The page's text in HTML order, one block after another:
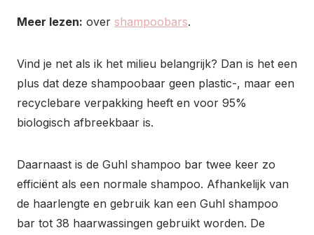
Meer lezen: over shampoobars.
Vind je net als ik het milieu belangrijk? Dan is het een
plus dat deze shampoobaar geen plastic-, maar een
recyclebare verpakking heeft en voor 95%
biologisch afbreekbaar is.
Daarnaast is de Guhl shampoo bar twee keer zo
efficiënt als een normale shampoo. Afhankelijk van
de haarlengte en gebruik kan een Guhl shampoo
bar tot 38 haarwassingen gebruikt worden. De